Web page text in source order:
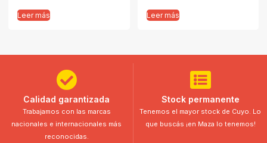
Leer más Leer más
Calidad garantizada
Trabajamos con las marcas
nacionales e internacionales más
reconocidas.
Stock permanente
Tenemos el mayor stock de Cuyo. Lo
que buscás ¡en Maza lo tenemos!